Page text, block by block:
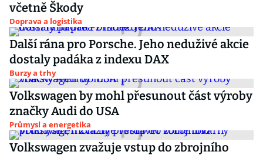
včetně Škody
Doprava a logistika
Další rána pro Porsche. Jeho neduživé akcie
dostaly padáka z indexu DAX
Burzy a trhy
Volkswagen by mohl přesunout část výroby
značky Audi do USA
Průmysl a energetika
Volkswagen zvažuje vstup do zbrojního